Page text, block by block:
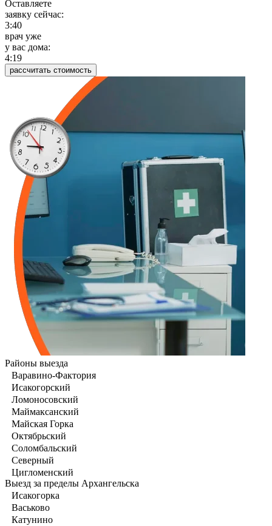
Оставляете
заявку сейчас:
3:40
врач уже
у вас дома:
4:19
рассчитать стоимость
Районы выезда
Варавино-Фактория
Исакогорский
Ломоносовский
Маймаксанский
Майская Горка
Октябрьский
Соломбальский
Северный
Цигломенский
Выезд за пределы Архангельска
Исакогорка
Васьково
Катунино